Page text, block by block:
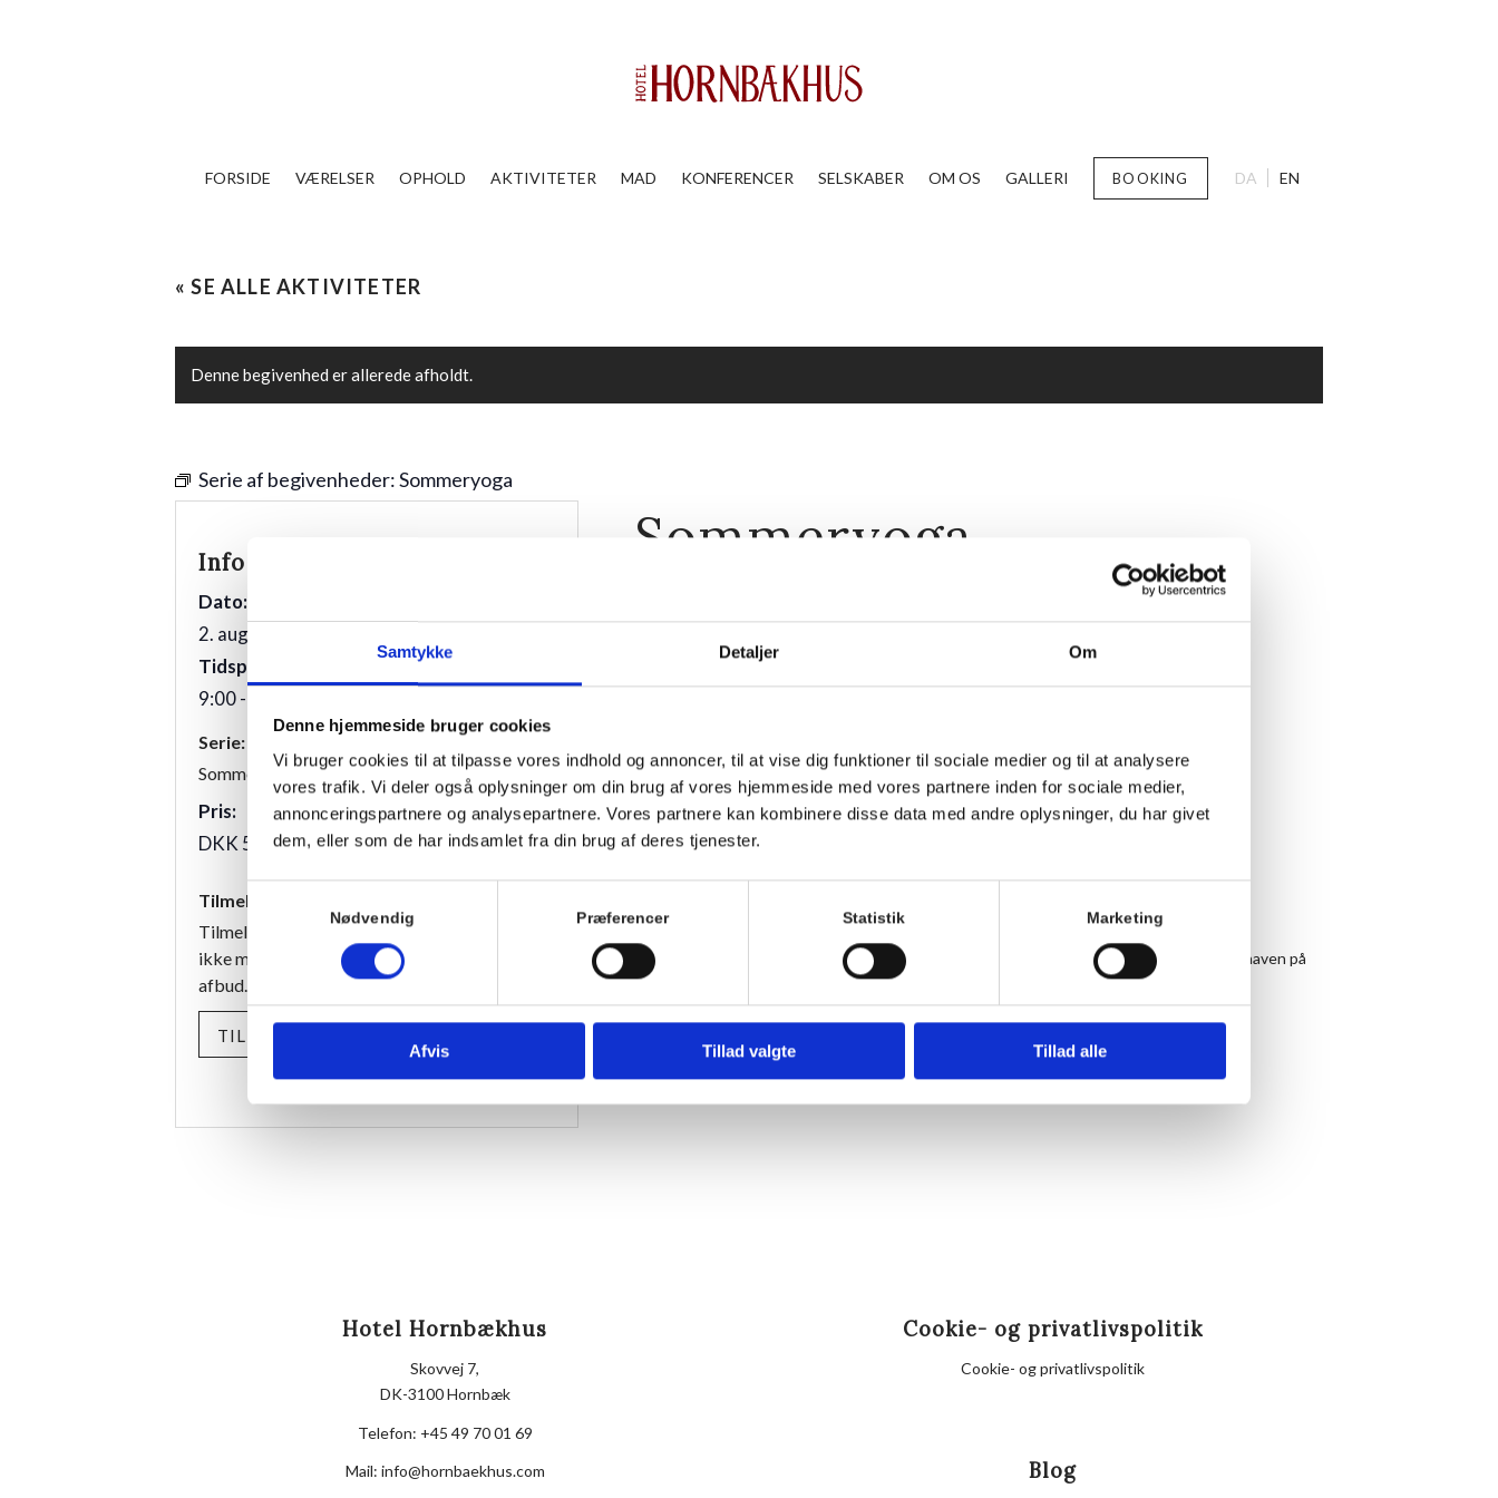
Samtykke Detaljer Om
Denne hjemmeside bruger cookies
Vi bruger cookies til at tilpasse vores indhold og annoncer, til at vise dig funktioner til sociale medier og til at analysere
vores trafik. Vi deler også oplysninger om din brug af vores hjemmeside med vores partnere inden for sociale medier,
annonceringspartnere og analysepartnere. Vores partnere kan kombinere disse data med andre oplysninger, du har givet
dem, eller som de har indsamlet fra din brug af deres tjenester.
Samtykkevalg
Nødvendig Præferencer Statistik Marketing
Afvis Tillad valgte Tillad alle
FORSIDE VÆRELSER OPHOLD AKTIVITETER MAD KONFERENCER SELSKABER OM OS GALLERI BOOKING DA EN
« SE ALLE AKTIVITETER
Denne begivenhed er allerede afholdt.
Serie af begivenheder:Sommeryoga
Sommeryoga
Kom med morgenhår og tag din nabo eller bedste ven under armen og vær med til yoga i haven på
Villa Strand.
Husk din yogamåtte.
Kom gerne 15 minutter før, så du kan finde dig til rette.
Info
Dato:
2. august 2026
Tidspunkt:
9:00 - 10:00
Serie:
Sommeryoga
Pris:
DKK 50,00
Kystvej 12
3100
Tilmelding
Tilmeldingen er bindende, og vi har desværre
ikke mulighed for at refundere beløbet ved
afbud.
TILMELD
Hotel Hornbækhus
Skovvej 7,
DK-3100 Hornbæk
Telefon: +45 49 70 01 69
Mail: info@hornbaekhus.com
Cookie- og privatlivspolitik
Cookie- og privatlivspolitik
Blog